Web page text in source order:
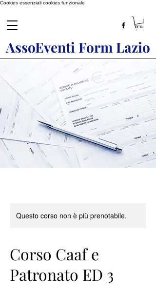
Cookies essenziali cookies funzionale
AssoEventi Form Lazio
Questo corso non è più prenotabile.
Corso Caaf e
Patronato ED 3